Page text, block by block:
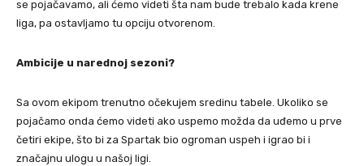
se pojačavamo, ali ćemo videti šta nam bude trebalo kada krene
liga, pa ostavljamo tu opciju otvorenom.
Ambicije u narednoj sezoni?
Sa ovom ekipom trenutno očekujem sredinu tabele. Ukoliko se
pojačamo onda ćemo videti ako uspemo možda da uđemo u prve
četiri ekipe, što bi za Spartak bio ogroman uspeh i igrao bi i
značajnu ulogu u našoj ligi.